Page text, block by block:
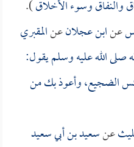
والنفاق وسوء الأخلاق).
عنابن عجلانعنالمقبري
صلى الله عليه وسلم يقول:
الضجيع، وأعوذ بك من
عنسعيد بن أبي سعيد